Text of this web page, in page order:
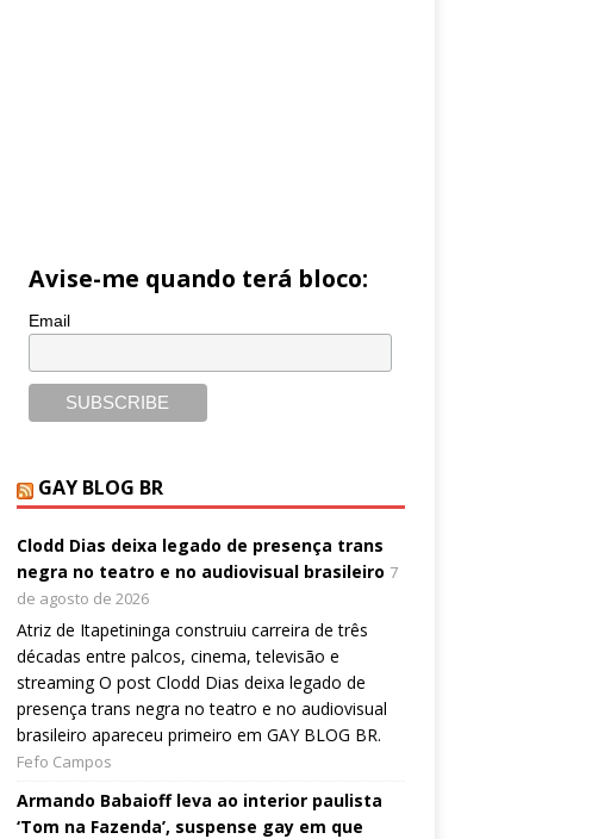
Avise-me quando terá bloco:
Email
GAY BLOG BR
Clodd Dias deixa legado de presença trans
negra no teatro e no audiovisual brasileiro 7
de agosto de 2026
Atriz de Itapetininga construiu carreira de três
décadas entre palcos, cinema, televisão e
streaming O post Clodd Dias deixa legado de
presença trans negra no teatro e no audiovisual
brasileiro apareceu primeiro em GAY BLOG BR.
Fefo Campos
Armando Babaioff leva ao interior paulista
‘Tom na Fazenda’, suspense gay em que